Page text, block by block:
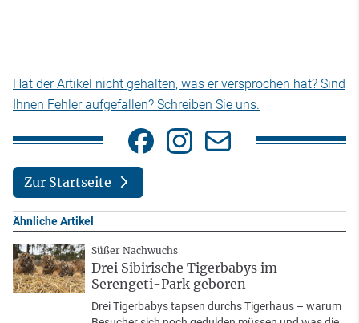
Hat der Artikel nicht gehalten, was er versprochen hat? Sind
Ihnen Fehler aufgefallen? Schreiben Sie uns.
Zur Startseite
Ähnliche Artikel
Süßer Nachwuchs
Drei Sibirische Tigerbabys im
Serengeti-Park geboren
Drei Tigerbabys tapsen durchs Tigerhaus – warum